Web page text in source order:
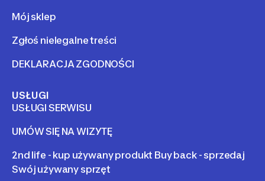
Mój sklep
Zgłoś nielegalne treści
DEKLARACJA ZGODNOŚCI
USŁUGI
USŁUGI SERWISU
UMÓW SIĘ NA WIZYTĘ
2nd life - kup używany produkt Buy back - sprzedaj
Swój używany sprzęt